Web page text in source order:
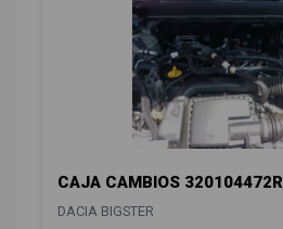
CAJA CAMBIOS 320104472R
DACIA BIGSTER